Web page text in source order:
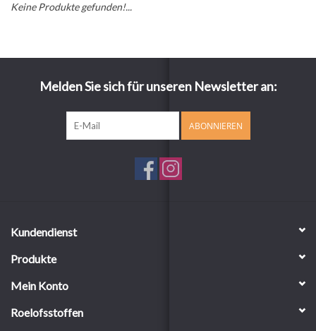
Keine Produkte gefunden!...
Melden Sie sich für unseren Newsletter an:
ABONNIEREN
Kundendienst
Produkte
Mein Konto
Roelofsstoffen